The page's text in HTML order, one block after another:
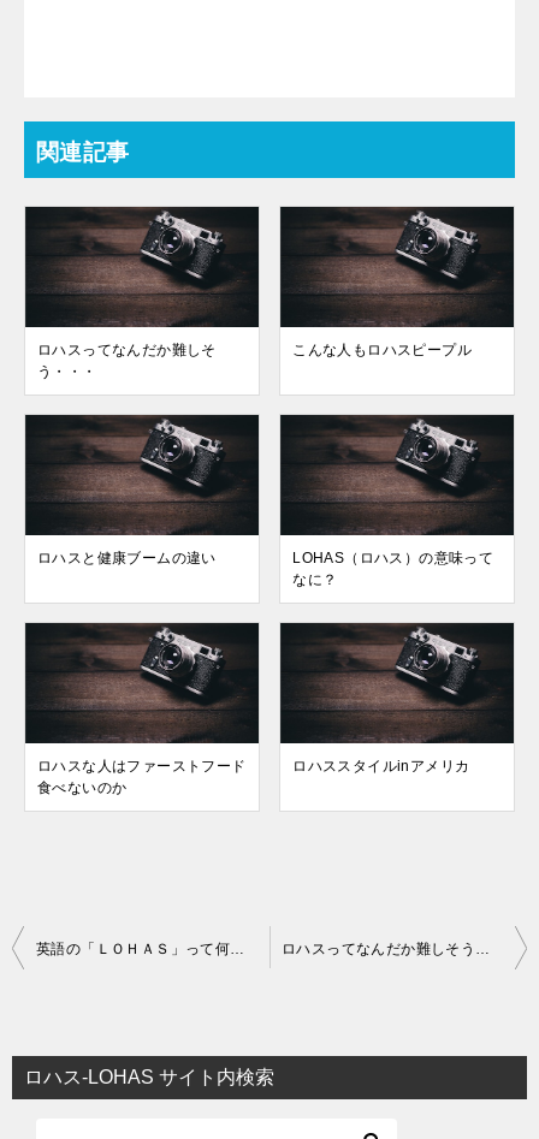
関連記事
ロハスってなんだか難しそ
う・・・
こんな人もロハスピープル
ロハスと健康ブームの違い
LOHAS（ロハス）の意味って
なに？
ロハスな人はファーストフード
食べないのか
ロハススタイルinアメリカ
投
ビ
ゲ
英語の「ＬＯＨＡＳ」って何を意味してるの？ ロハスってなんだか難しそう・・・
ロハス-LOHAS サイト内検索